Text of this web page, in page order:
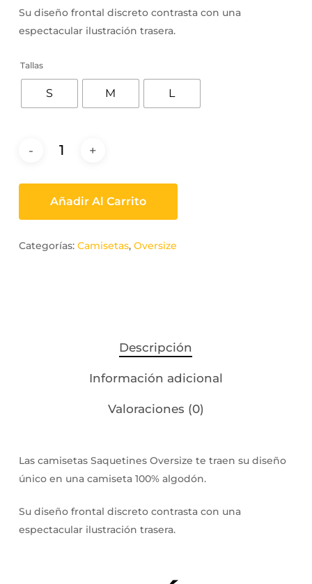
Su diseño frontal discreto contrasta con una
espectacular ilustración trasera.
Tallas
S M L
Añadir Al Carrito
Categorías: Camisetas, Oversize
Descripción
Información adicional
Valoraciones (0)
Las camisetas Saquetines Oversize te traen su diseño
único en una camiseta 100% algodón.
Su diseño frontal discreto contrasta con una
espectacular ilustración trasera.